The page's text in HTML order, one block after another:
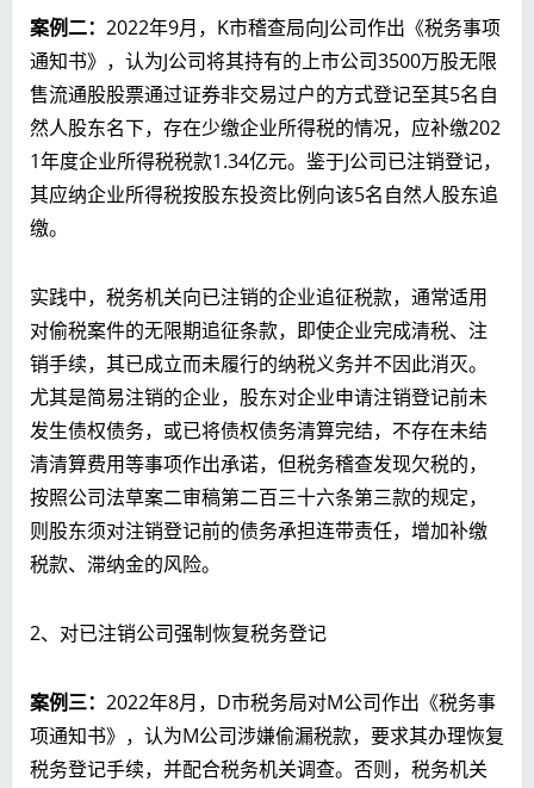
案例二： 2022年9月，K市稽查局向J公司作出《税务事项
通知书》，认为J公司将其持有的上市公司3500万股无限
售流通股股票通过证券非交易过户的方式登记至其5名自
然人股东名下，存在少缴企业所得税的情况，应补缴202
1年度企业所得税税款1.34亿元。鉴于J公司已注销登记，
其应纳企业所得税按股东投资比例向该5名自然人股东追
缴。
实践中，税务机关向已注销的企业追征税款，通常适用
对偷税案件的无限期追征条款，即使企业完成清税、注
销手续，其已成立而未履行的纳税义务并不因此消灭。
尤其是简易注销的企业，股东对企业申请注销登记前未
发生债权债务，或已将债权债务清算完结，不存在未结
清清算费用等事项作出承诺，但税务稽查发现欠税的，
按照公司法草案二审稿第二百三十六条第三款的规定，
则股东须对注销登记前的债务承担连带责任，增加补缴
税款、滞纳金的风险。
2、对已注销公司强制恢复税务登记
案例三： 2022年8月，D市税务局对M公司作出《税务事
项通知书》，认为M公司涉嫌偷漏税款，要求其办理恢复
税务登记手续，并配合税务机关调查。否则，税务机关